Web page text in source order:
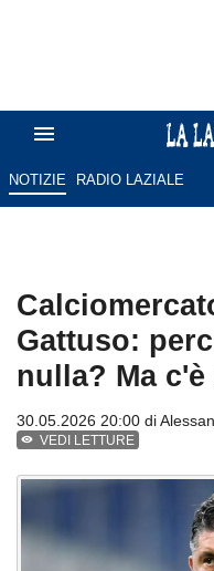
NOTIZIE RADIO LAZIALE
Gattuso:
nulla? Ma
30.05.2026 20:00 di
VEDI LETTURE